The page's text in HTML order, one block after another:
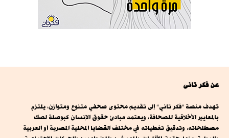
عن فكر تانى
تهدف منصة "فكر تاني" إلى تقديم محتوى صحفي متنوع ومتوازن، يلتزم
بالمعايير الأخلاقية للصحافة، ويعتمد مبادئ حقوق الإنسان كبوصلة لصك
مصطلحاته، وتدقيق تغطياته في مختلف القضايا المحلية المصرية أو العربية